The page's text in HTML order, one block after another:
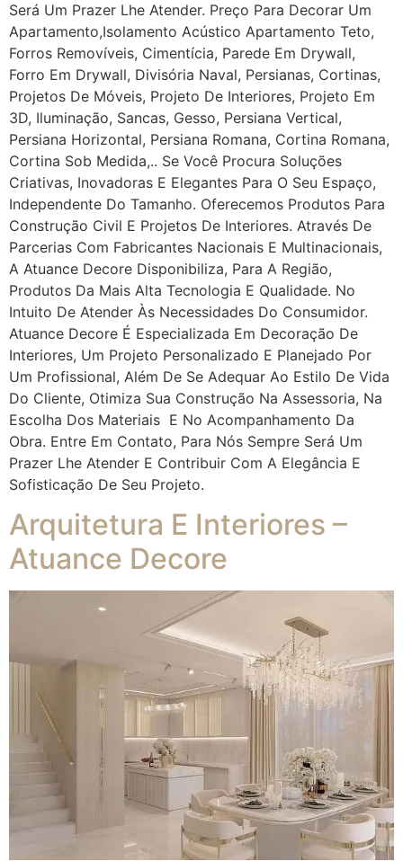
Será Um Prazer Lhe Atender. Preço Para Decorar Um
Apartamento,Isolamento Acústico Apartamento Teto,
Forros Removíveis, Cimentícia, Parede Em Drywall,
Forro Em Drywall, Divisória Naval, Persianas, Cortinas,
Projetos De Móveis, Projeto De Interiores, Projeto Em
3D, Iluminação, Sancas, Gesso, Persiana Vertical,
Persiana Horizontal, Persiana Romana, Cortina Romana,
Cortina Sob Medida,.. Se Você Procura Soluções
Criativas, Inovadoras E Elegantes Para O Seu Espaço,
Independente Do Tamanho. Oferecemos Produtos Para
Construção Civil E Projetos De Interiores. Através De
Parcerias Com Fabricantes Nacionais E Multinacionais,
A Atuance Decore Disponibiliza, Para A Região,
Produtos Da Mais Alta Tecnologia E Qualidade. No
Intuito De Atender Às Necessidades Do Consumidor.
Atuance Decore É Especializada Em Decoração De
Interiores, Um Projeto Personalizado E Planejado Por
Um Profissional, Além De Se Adequar Ao Estilo De Vida
Do Cliente, Otimiza Sua Construção Na Assessoria, Na
Escolha Dos Materiais E No Acompanhamento Da
Obra. Entre Em Contato, Para Nós Sempre Será Um
Prazer Lhe Atender E Contribuir Com A Elegância E
Sofisticação De Seu Projeto.
Arquitetura E Interiores –
Atuance Decore